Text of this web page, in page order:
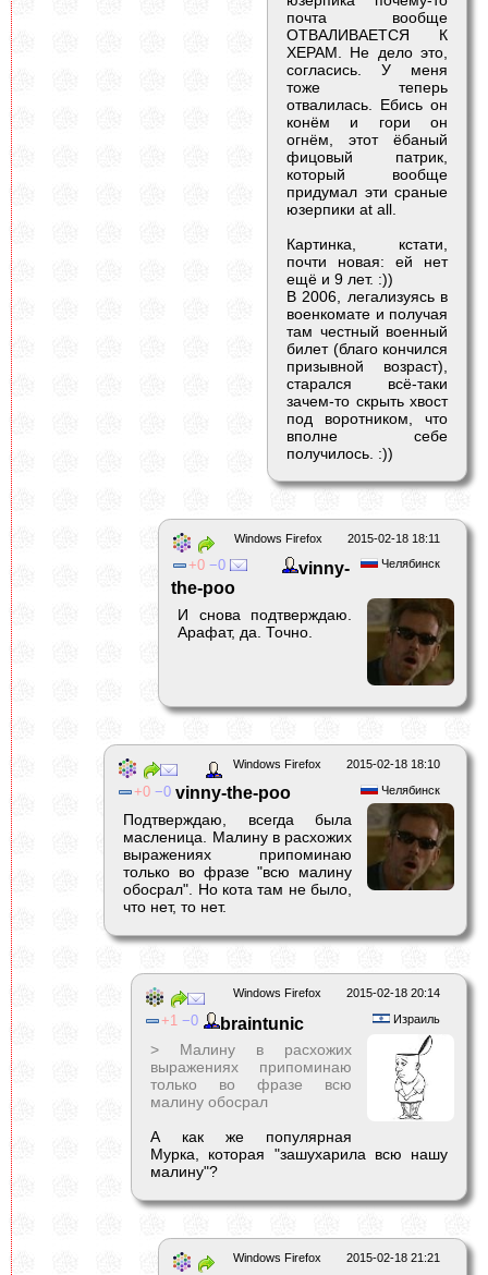
почта вообще
ОТВАЛИВАЕТСЯ К
ХЕРАМ. Не дело это,
согласись. У меня
тоже теперь
отвалилась. Ебись он
конём и гори он
огнём, этот ёбаный
фицовый патрик,
который вообще
придумал эти сраные
юзерпики at all.
Картинка, кстати,
почти новая: ей нет
ещё и 9 лет. :))
В 2006, легализуясь в
военкомате и получая
там честный военный
билет (благо кончился
призывной возраст),
старался всё-таки
зачем-то скрыть хвост
под воротником, что
вполне себе
получилось. :))
2015-02-18 18:11
Windows Firefox
Челябинск
0 0
vinny-
the-poo
И снова подтверждаю.
Арафат, да. Точно.
2015-02-18 18:10
Windows Firefox
Челябинск
0 0 vinny-the-poo
Подтверждаю, всегда была
масленица. Малину в расхожих
выражениях припоминаю
только во фразе "всю малину
обосрал". Но кота там не было,
что нет, то нет.
2015-02-18 20:14
Windows Firefox
Израиль
1 0 braintunic
> Малину в расхожих
выражениях припоминаю
только во фразе всю
малину обосрал
А как же популярная
Мурка, которая "зашухарила всю нашу
малину"?
2015-02-18 21:21
Windows Firefox